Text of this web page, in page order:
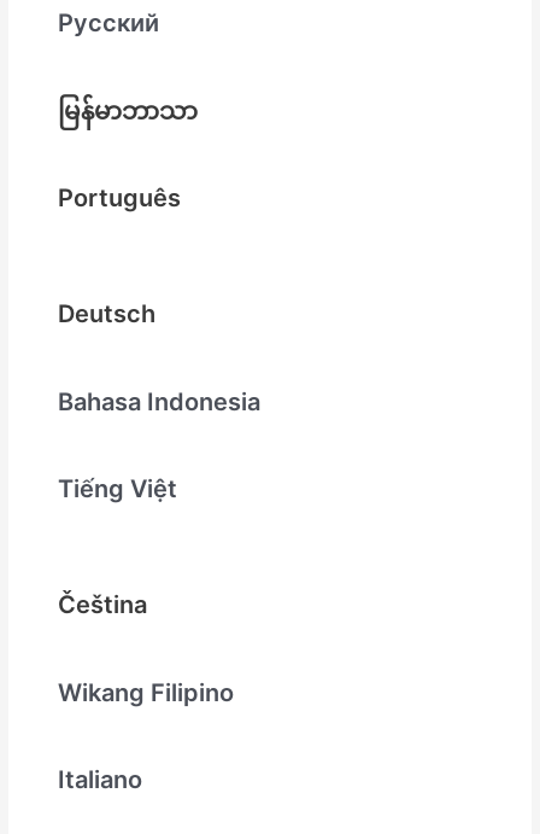
Русский
မြန်မာဘာသာ
Português
Deutsch
Bahasa Indonesia
Tiếng Việt
Čeština
Wikang Filipino
Italiano